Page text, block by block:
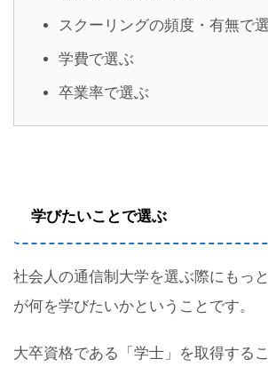
スクーリングの頻度・有無で
学費で選ぶ
卒業率で選ぶ
学びたいことで選ぶ
社会人の通信制大学を選ぶ際にもっ
が何を学びたいかということです。
大卒資格である「学士」を取得する